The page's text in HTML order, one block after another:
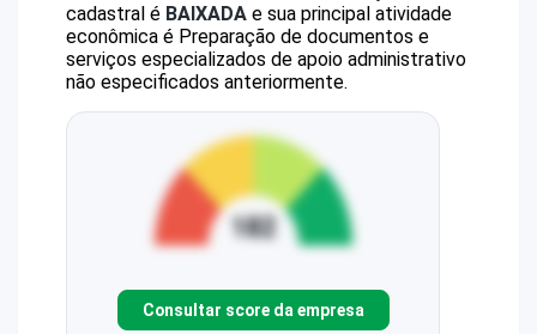
cadastral é BAIXADA e sua principal atividade
econômica é Preparação de documentos e
serviços especializados de apoio administrativo
não especificados anteriormente.
Consultar score da empresa